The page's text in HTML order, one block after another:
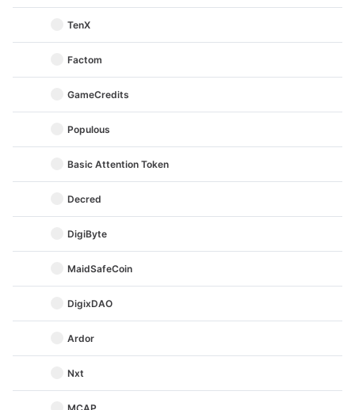
TenX
Factom
GameCredits
Populous
Basic Attention Token
Decred
DigiByte
MaidSafeCoin
DigixDAO
Ardor
Nxt